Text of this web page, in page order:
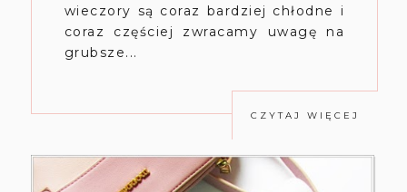
wieczory są coraz bardziej chłodne i
coraz częściej zwracamy uwagę na
grubsze...
CZYTAJ WIĘCEJ